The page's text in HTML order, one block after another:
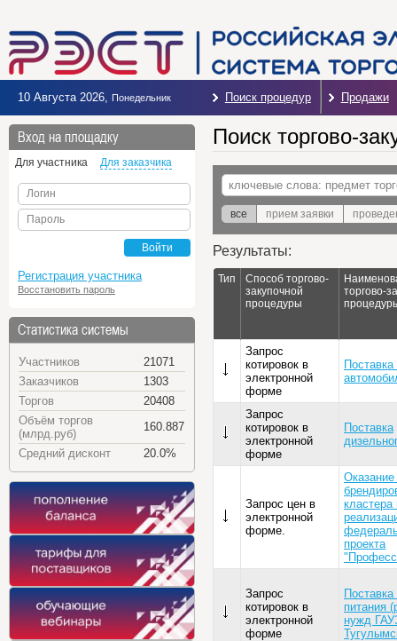
10 Августа 2026, Понедельник Поиск процедур Продажи
Вход на площадку
Для участника Для заказчика
Логин
Пароль
Войти
Регистрация участника
Восстановить пароль
Статистика системы
Участников
21071
Заказчиков
1303
Торгов
20408
Объём торгов
(млрд.руб)
160.887
Средний дисконт
20.0%
Поиск торгово-
все прием заявки
Результаты:
Тип
Способ торгово-
закупочной
процедуры
торгово-
Запрос
котировок в
электронной
форме
Поставка
Запрос
котировок в
электронной
форме
Поставка
Запрос цен в
электронной
форме.
Оказание
кластера
проекта
Запрос
котировок в
электронной
форме
питания
нужд